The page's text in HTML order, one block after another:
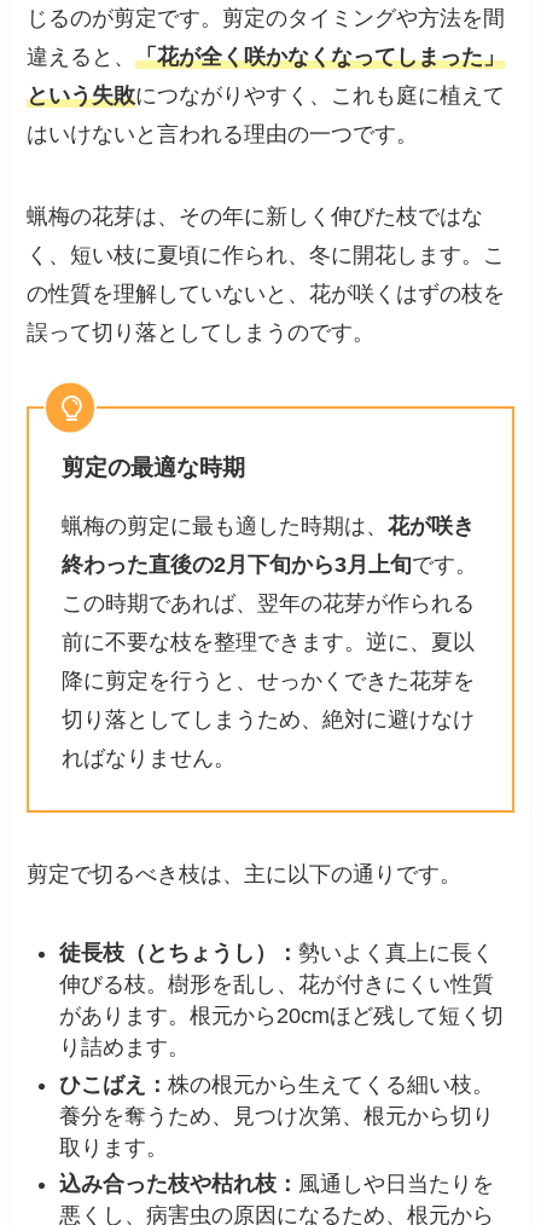
じるのが剪定です。剪定のタイミングや方法を間
違えると、「花が全く咲かなくなってしまった」
という失敗につながりやすく、これも庭に植えて
はいけないと言われる理由の一つです。
蝋梅の花芽は、その年に新しく伸びた枝ではな
く、短い枝に夏頃に作られ、冬に開花します。こ
の性質を理解していないと、花が咲くはずの枝を
誤って切り落としてしまうのです。
剪定の最適な時期
蝋梅の剪定に最も適した時期は、花が咲き
終わった直後の2月下旬から3月上旬です。
この時期であれば、翌年の花芽が作られる
前に不要な枝を整理できます。逆に、夏以
降に剪定を行うと、せっかくできた花芽を
切り落としてしまうため、絶対に避けなけ
ればなりません。
剪定で切るべき枝は、主に以下の通りです。
徒長枝（とちょうし）：勢いよく真上に長く
伸びる枝。樹形を乱し、花が付きにくい性質
があります。根元から20cmほど残して短く切
り詰めます。
ひこばえ：株の根元から生えてくる細い枝。
養分を奪うため、見つけ次第、根元から切り
取ります。
込み合った枝や枯れ枝： 風通しや日当たりを
悪くし、病害虫の原因になるため、根元から